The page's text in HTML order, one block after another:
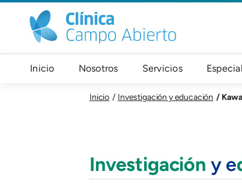
Pasar al contenido principal
Navegación principal
Inicio Nosotros Servicios
Inicio Investigación y educación
Investigación y e